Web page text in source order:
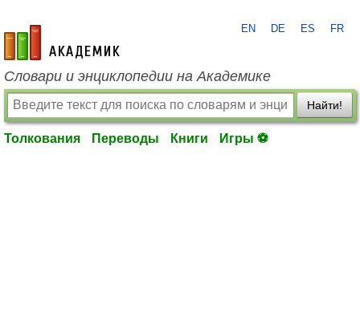
academic.ru
EN DE ES FR
Словари и энциклопедии на Академике
Найти!
Толкования Переводы Книги Игры ⚽